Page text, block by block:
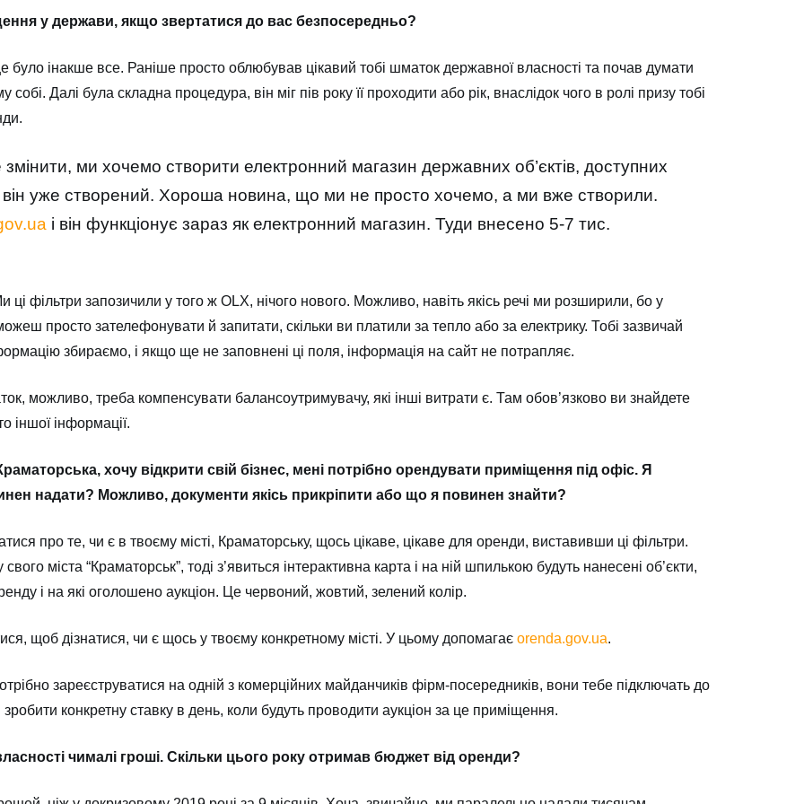
у держави, якщо звертатися до вас безпосередньо?
інакше все. Раніше просто облюбував цікавий тобі шматок державної власності та почав думати
Далі була складна процедура, він міг пів року її проходити або рік, внаслідок чого в ролі призу тобі
ми хочемо створити електронний магазин державних об’єктів, доступних
уже створений. Хороша новина, що ми не просто хочемо, а ми вже створили.
і він функціонує зараз як електронний магазин. Туди внесено 5-7 тис.
фільтри запозичили у того ж OLX, нічого нового. Можливо, навіть якісь речі ми розширили, бо у
просто зателефонувати й запитати, скільки ви платили за тепло або за електрику. Тобі зазвичай
збираємо, і якщо ще не заповнені ці поля, інформація на сайт не потрапляє.
можливо, треба компенсувати балансоутримувачу, які інші витрати є. Там обов’язково ви знайдете
іншої інформації.
хочу відкрити свій бізнес, мені потрібно орендувати приміщення під офіс. Я
надати? Можливо, документи якісь прикріпити або що я повинен знайти?
про те, чи є в твоєму місті, Краматорську, щось цікаве, цікаве для оренди, виставивши ці фільтри.
міста “Краматорськ”, тоді з’явиться інтерактивна карта і на ній шпилькою будуть нанесені об’єкти,
і на які оголошено аукціон. Це червоний, жовтий, зелений колір.
щоб дізнатися, чи є щось у твоєму конкретному місті. У цьому допомагає orenda.gov.ua.
зареєструватися на одній з комерційних майданчиків фірм-посередників, вони тебе підключать до
конкретну ставку в день, коли будуть проводити аукціон за це приміщення.
чималі гроші. Скільки цього року отримав бюджет від оренди?